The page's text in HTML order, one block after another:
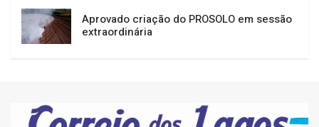
Aprovado criação do PROSOLO em sessão
extraordinária